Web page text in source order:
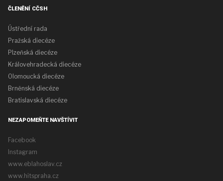
ČLENĚNÍ CČSH
Ústřední rada
Pražská diecéze
Plzeňská diecéze
Královehradecká diecéze
Olomoucká diecéze
Brněnská diecéze
Bratislavská diecéze
NEZAPOMEŇTE NAVŠTÍVIT
Facebook
Instagram
www.eblahoslav.cz
www.hitspraha.cz